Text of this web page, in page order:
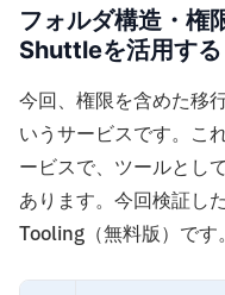
フォルダ構造・権
Shuttleを活用する
今回、権限を含めた移
いうサービスです。こ
ービスで、ツールとし
あります。今回検証
Tooling（無料版）です。